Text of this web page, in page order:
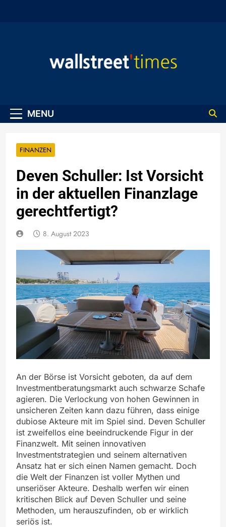
MENU
FINANZEN
Deven Schuller: Ist Vorsicht
in der aktuellen Finanzlage
gerechtfertigt?
8. August 2023
An der Börse ist Vorsicht geboten, da auf dem
Investmentberatungsmarkt auch schwarze Schafe
agieren. Die Verlockung von hohen Gewinnen in
unsicheren Zeiten kann dazu führen, dass einige
dubiose Akteure mit im Spiel sind. Deven Schuller
ist zweifellos eine beeindruckende Figur in der
Finanzwelt. Mit seinen innovativen
Investmentstrategien und seinem alternativen
Ansatz hat er sich einen Namen gemacht. Doch
die Welt der Finanzen ist voller Mythen und
unseriöser Akteure. Deshalb werfen wir einen
kritischen Blick auf Deven Schuller und seine
Methoden, um herauszufinden, ob er wirklich
seriös ist.